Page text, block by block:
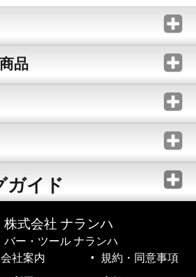
品
ガイド
株式会社 ナランハ
バー・ツール ナランハ
会社案内
規約・同意事項